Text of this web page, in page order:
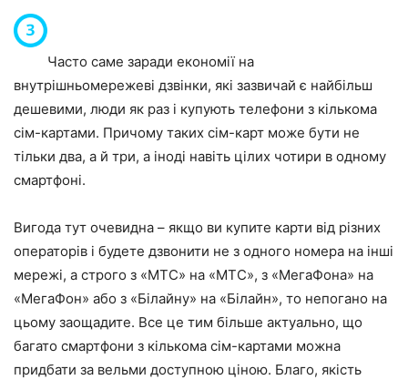
Часто саме заради економії на
внутрішньомережеві дзвінки, які зазвичай є найбільш
дешевими, люди як раз і купують телефони з кількома
сім-картами. Причому таких сім-карт може бути не
тільки два, а й три, а іноді навіть цілих чотири в одному
смартфоні.
Вигода тут очевидна – якщо ви купите карти від різних
операторів і будете дзвонити не з одного номера на інші
мережі, а строго з «МТС» на «МТС», з «МегаФона» на
«МегаФон» або з «Білайну» на «Білайн», то непогано на
цьому заощадите. Все це тим більше актуально, що
багато смартфони з кількома сім-картами можна
придбати за вельми доступною ціною. Благо, якість